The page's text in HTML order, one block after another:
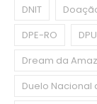
DNIT
DPE-RO
DPU
Dream da
Duelo Nacional